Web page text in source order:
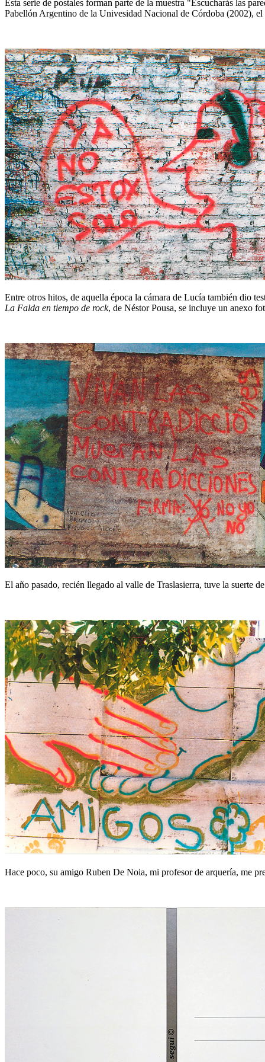
Esta serie de postales forman parte de la muestra "Escucharás las
Pabellón Argentino de la Univesidad Nacional de Córdoba (2002),
Entre otros hitos, de aquella época la cámara de Lucía también dio
La Falda en tiempo de rock, de Néstor Pousa, se incluye un anexo
El año pasado, recién llegado al valle de Traslasierra, tuve la suerte
Hace poco, su amigo Ruben De Noia, mi profesor de arquería, me